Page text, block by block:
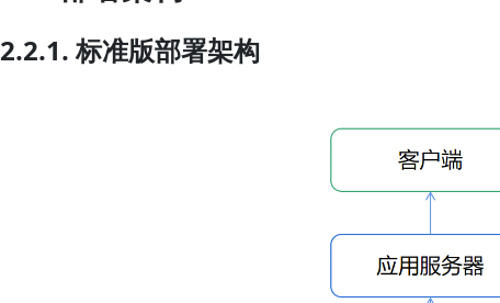
2.2.1. 标准版部署架构